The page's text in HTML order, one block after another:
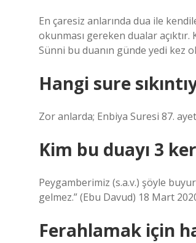
En çaresiz anlarında dua ile
okunması gereken dualar açıktır.
Sünni bu duanın günde yedi kez
Hangi sure
Zor anlarda; Enbiya Suresi 87.
Kim bu duayı 3
Peygamberimiz (s.a.v.) şöyle
gelmez.” (Ebu Davud) 18 Mart
Ferahlamak için